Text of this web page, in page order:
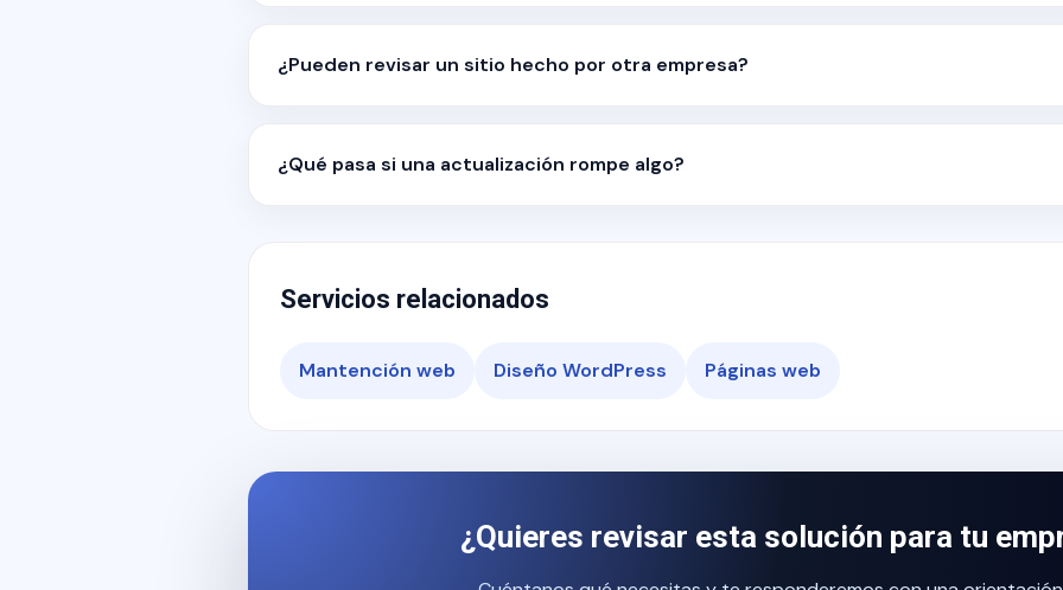
¿Pueden revisar un sitio hecho por otra empresa?
¿Qué pasa si una actualización rompe algo?
Servicios relacionados
Mantención web Diseño WordPress Páginas web
¿Quieres revisar esta solución para tu